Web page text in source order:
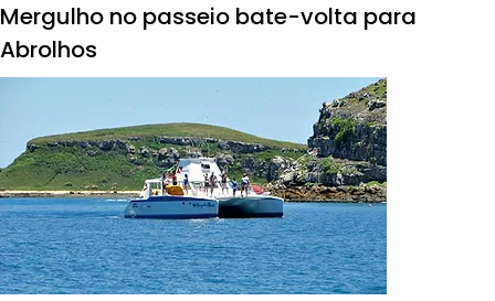
Mergulho no passeio bate-volta para
Abrolhos